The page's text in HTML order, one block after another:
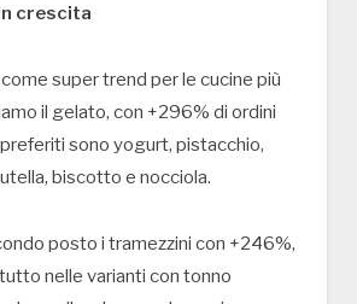
crescita
super trend per le cucine più
il gelato, con +296% di ordini
preferiti sono yogurt, pistacchio,
biscotto e nocciola.
posto i tramezzini con +246%,
nelle varianti con tonno